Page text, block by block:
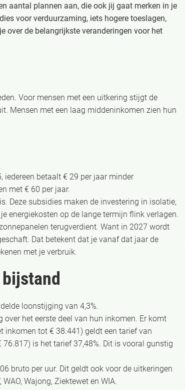
aantal plannen aan, die ook jij gaat merken in je
voor verduurzaming, iets hogere toeslagen,
over de belangrijkste veranderingen voor het
Voor mensen met een uitkering stijgt de
Mensen met een laag middeninkomen zien hun
iedereen betaalt € 29 per jaar minder
met € 60 per jaar.
Deze subsidies maken de investering in isolatie,
energiekosten op de lange termijn flink verlagen.
terugverdient. Want in 2027 wordt
Dat betekent dat je vanaf dat jaar de
met je verbruik.
loonstijging van 4,3%.
het eerste deel van hun inkomen. Er komt
inkomen tot € 38.441) geldt een tarief van
is het tarief 37,48%. Dit is vooral gunstig
bruto per uur. Dit geldt ook voor de uitkeringen
Wajong, Ziektewet en WIA.